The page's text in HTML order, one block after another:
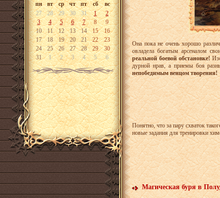
пн вт ср чт пт сб
вс
27
28 29 30 31 1
2
3
4 5 6 7 8
9
10
11 12 13 14 15
16
17
18 19 20 21 22
23
24
25 26 27 28 29
30
31
1 2 3 4 5 6
Она пока не очень хорошо
овладела богатым арсеналом
реальной боевой обстановке!
дурной нрав, а приемы боя
непобедимым венцом творения!
Понятно, что за пару схваток
новые задания для тренировки
Магическая буря в